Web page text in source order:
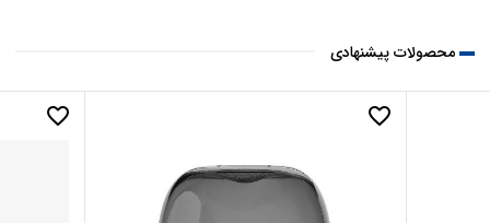
محصولات پیشنهادی
favorite_border
favorite_border